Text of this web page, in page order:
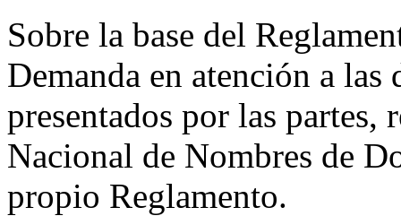
Sobre la base del
Demanda en atención a
presentados por las partes,
Nacional de Nombres de
propio Reglamento.